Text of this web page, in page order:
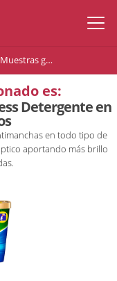
Muestras gratis de Wipp Express - Detergente en Cápsulas 4en1 - 10 uds
es:
Detergente en
en todo tipo de
aportando más brillo